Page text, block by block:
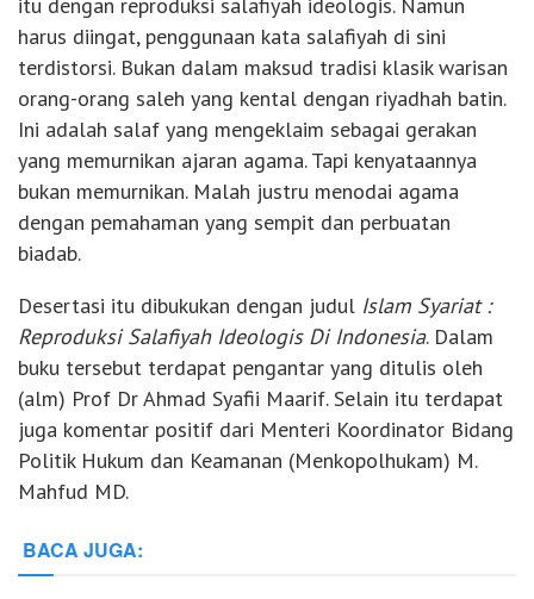
harus diingat, penggunaan kata salafiyah di sini
terdistorsi. Bukan dalam maksud tradisi klasik warisan
orang-orang saleh yang kental dengan riyadhah batin.
Ini adalah salaf yang mengeklaim sebagai gerakan
yang memurnikan ajaran agama. Tapi kenyataannya
bukan memurnikan. Malah justru menodai agama
dengan pemahaman yang sempit dan perbuatan
biadab.
Desertasi itu dibukukan dengan judul Islam Syariat :
Reproduksi Salafiyah Ideologis Di Indonesia. Dalam
buku tersebut terdapat pengantar yang ditulis oleh
(alm) Prof Dr Ahmad Syafii Maarif. Selain itu terdapat
juga komentar positif dari Menteri Koordinator Bidang
Politik Hukum dan Keamanan (Menkopolhukam) M.
Mahfud MD.
BACA JUGA: